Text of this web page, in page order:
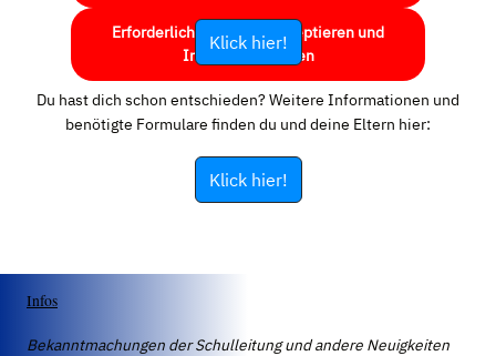
Erforderlichen Service akzeptieren und
Inhalte entsperren
Klick hier!
Du hast dich schon entschieden? Weitere Informationen und
benötigte Formulare finden du und deine Eltern hier:
Klick hier!
Infos
Bekanntmachungen der Schulleitung und andere Neuigkeiten